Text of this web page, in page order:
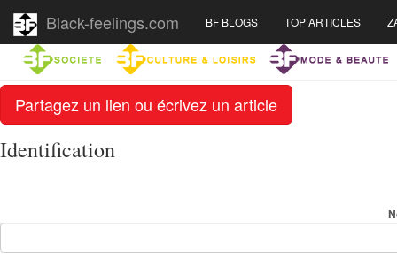
Partagez un lien ou écrivez un article
Black-feelings.com BF BLOGS TOP ARTICLES
Identification